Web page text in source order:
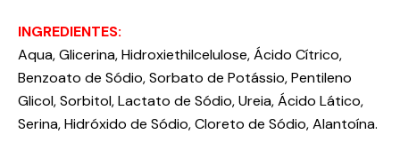
INGREDIENTES:
Aqua, Glicerina, Hidroxiethilcelulose, Ácido Cítrico,
Benzoato de Sódio, Sorbato de Potássio, Pentileno
Glicol, Sorbitol, Lactato de Sódio, Ureia, Ácido Lático,
Serina, Hidróxido de Sódio, Cloreto de Sódio, Alantoína.